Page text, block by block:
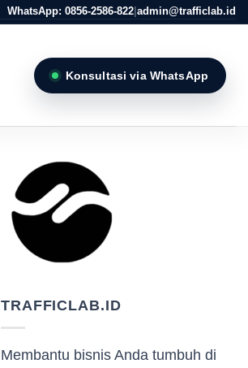
WhatsApp: 0856-2586-822 admin@trafficlab.id
Konsultasi via WhatsApp
TRAFFICLAB.ID
Membantu bisnis Anda tumbuh di